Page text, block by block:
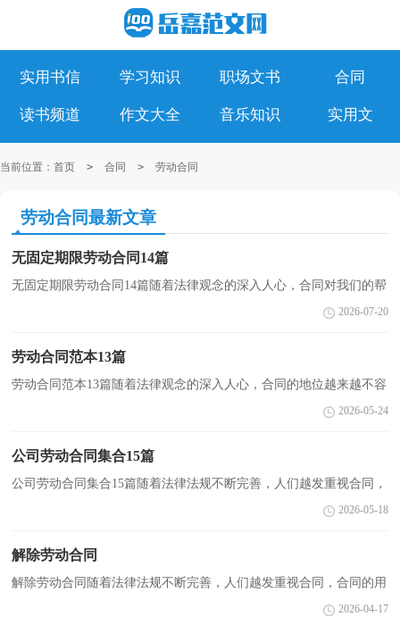
实用书信 学习知识 职场文书 合同
读书频道 作文大全 音乐知识 实用文
当前位置： 首页 > 合同 > 劳动合同
劳动合同最新文章
无固定期限劳动合同14篇
无固定期限劳动合同14篇随着法律观念的深入人心，合同对我们的帮
助越来越大，合同的签订是对双方之间权利义务的最好规范。那么问
2026-07-20
劳动合同范本13篇
劳动合同范本13篇随着法律观念的深入人心，合同的地位越来越不容
忽视，签订合同也是非常有必要的行为。那么大家知道正规的合同书
2026-05-24
公司劳动合同集合15篇
公司劳动合同集合15篇随着法律法规不断完善，人们越发重视合同，
越来越多的场景和场合需要用到合同，签订合同也是最有效的法律依
2026-05-18
解除劳动合同
解除劳动合同随着法律法规不断完善，人们越发重视合同，合同的用
途越来越广泛，合同是企业发展中一个非常重要的因素。相信大家又
2026-04-17